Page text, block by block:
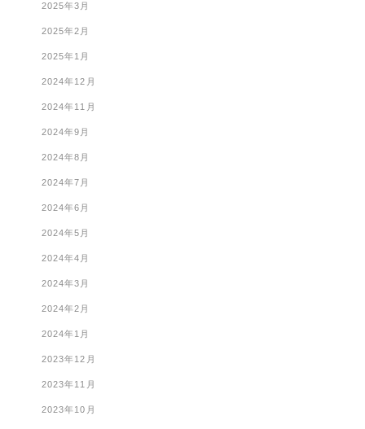
2025年3月
2025年2月
2025年1月
2024年12月
2024年11月
2024年9月
2024年8月
2024年7月
2024年6月
2024年5月
2024年4月
2024年3月
2024年2月
2024年1月
2023年12月
2023年11月
2023年10月